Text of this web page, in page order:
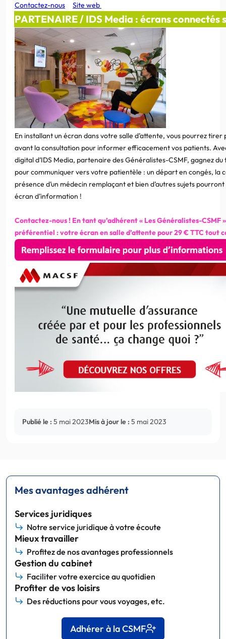
Contactez-nous Site web
PARTENAIRE / IDS Media : écrans connectés
En installant un écran dans votre salle d’attente, vous pourrez tirer
avant la consultation pour informer efficacement vos patients.
digital d’IDS Media, partenaire des Généralistes-CSMF, gagnez
pour communiquer vers votre patientèle : un départ en congés, la
présence d’un médecin remplaçant et bien d’autres sujets
écran d’information !
Contactez-nous ! En tant qu’adhérent « Les Généralistes-CSMF
préférentiel : votre écran en salle d’attente pour 29 € TTC tout
Publié le : 5 mai 2023Mis à jour le : 5 mai 2023
Mes avantages adhérent
Services juridiques
Notre service juridique à votre écoute
Mieux travailler
Profitez de nos avantages professionnels
Gestion du cabinet
Faciliter votre exercice au quotidien
Profiter de vos loisirs
Des réductions pour vous voyages, etc.
Adhérer à la CSMF